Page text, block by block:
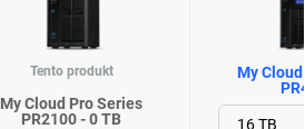
Tento produkt
My Cloud Pro Series
PR2100 - 0 TB
My